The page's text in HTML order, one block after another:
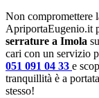
Non compromettere
ApriportaEugenio.it
serrature a Imola
cari con un servizio
051 091 04 33 e
tranquillità è a
stesso!